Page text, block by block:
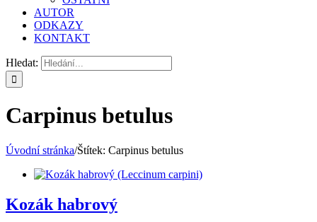
AUTOR
ODKAZY
KONTAKT
Hledat:
Carpinus betulus
Úvodní stránka/Štítek: Carpinus betulus
Kozák habrový